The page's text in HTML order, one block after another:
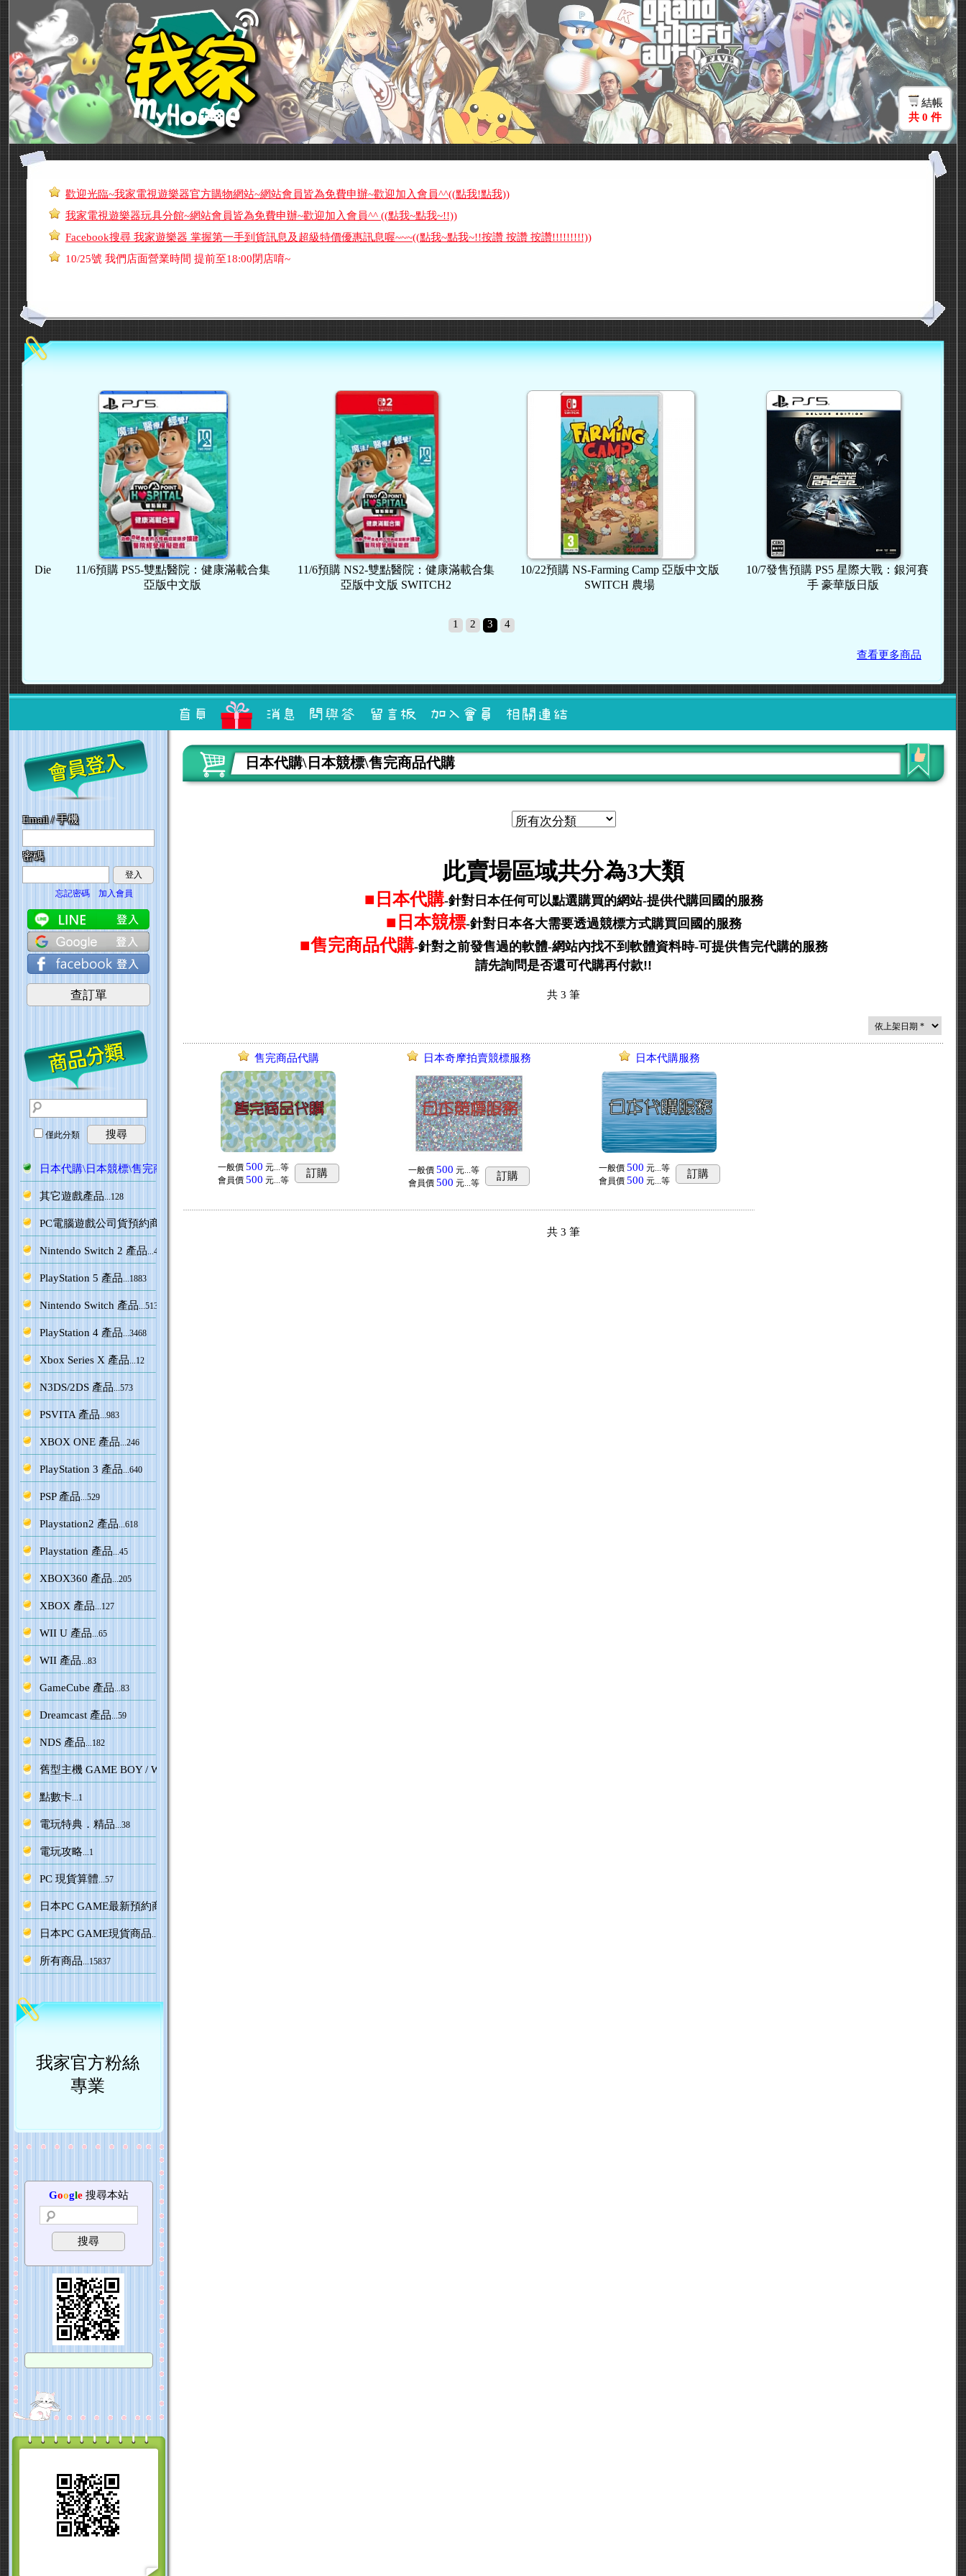
結帳
共 0 件
歡迎光臨~我家電視遊樂器官方購物網站~網站會員皆為免費申辦~歡迎加入會員^^((點我!點我))
我家電視遊樂器玩具分館~網站會員皆為免費申辦~歡迎加入會員^^ ((點我~點我~!!))
Facebook搜尋 我家遊樂器 掌握第一手到貨訊息及超級特價優惠訊息喔~~~((點我~點我~!!按讚 按讚 按讚!!!!!!!!!))
10/25號 我們店面營業時間 提前至18:00閉店唷~
11/6預購 PS5-雙點醫院：健康滿載合集
亞版中文版
11/6預購 NS2-雙點醫院：健康滿載合集
亞版中文版 SWITCH2
10/22預購 NS-Farming Camp 亞版中文版
SWITCH 農場
10/7發售預購 PS5 星際大戰：銀河賽車
手 豪華版日版
1 2 3 4
查看更多商品
Email / 手機
密碼
登入
忘記密碼
加入會員
查訂單
僅此分類 搜尋
日本代購\日本競標\售完商品代購
其它遊戲產品 ...128
PC電腦遊戲公司貨預約商品
Nintendo Switch 2 產品 ...470
PlayStation 5 產品 ...1883
Nintendo Switch 產品 ...5138
PlayStation 4 產品 ...3468
Xbox Series X 產品 ...12
N3DS/2DS 產品 ...573
PSVITA 產品 ...983
XBOX ONE 產品 ...246
PlayStation 3 產品 ...640
PSP 產品 ...529
Playstation2 產品 ...618
Playstation 產品 ...45
XBOX360 產品 ...205
XBOX 產品 ...127
WII U 產品 ...65
WII 產品 ...83
GameCube 產品 ...83
Dreamcast 產品 ...59
NDS 產品 ...182
舊型主機 GAME BOY / WS 系列
點數卡 ...1
電玩特典．精品 ...38
電玩攻略 ...1
PC 現貨算體 ...57
日本PC GAME最新預約商品
日本PC GAME現貨商品
所有商品 ...15837
我家官方粉絲
專業
Google搜尋本站
搜尋
日本代購\日本競標\售完商品代購
此賣場區域共分為3大類
■日本代購-針對日本任何可以點選購買的網站-提供代購回國的服務
■日本競標-針對日本各大需要透過競標方式購買回國的服務
■售完商品代購-針對之前發售過的軟體-網站內找不到軟體資料時-可提供售完代購的服務
請先詢問是否還可代購再付款!!
共 3筆
售完商品代購
一般價 500 元...等
會員價 500 元...等
訂購
日本奇摩拍賣競標服務
一般價 500 元... 等
會員價 500 元... 等
訂購
日本代購服務
一般價 500 元...等
會員價 500 元...等
訂購
共 3筆